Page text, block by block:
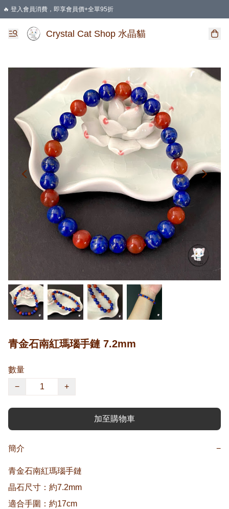
🔥 登入會員消費，即享會員價+全單95折
🛍️ 購物滿HKD 400 即享免運費優惠
Crystal Cat Shop 水晶貓
青金石南紅瑪瑙手鏈 7.2mm
數量
−
+
加至購物車
簡介 −
青金石南紅瑪瑙手鏈
晶石尺寸：約7.2mm
適合手圍：約17cm